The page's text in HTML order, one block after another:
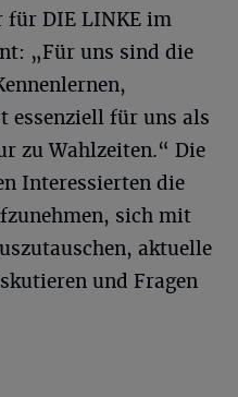
für DIE LINKE im
„Für uns sind die
essenziell für uns als
zu Wahlzeiten.“ Die
Interessierten die
sich mit
aktuelle
und Fragen